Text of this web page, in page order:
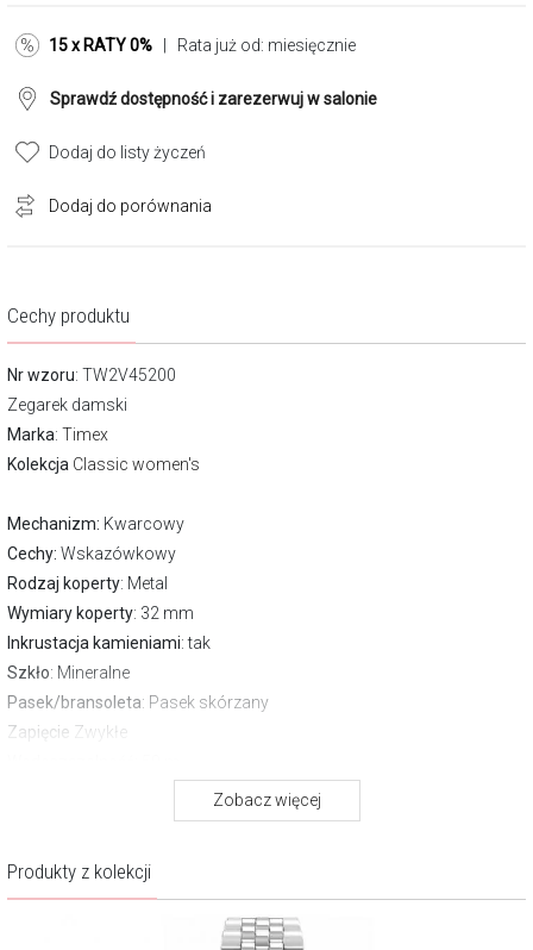
Cechy produktu
Nr wzoru: TW2V45200
Zegarek damski
Marka: Timex
Kolekcja Classic women's
Mechanizm: Kwarcowy
Cechy: Wskazówkowy
Rodzaj koperty: Metal
Wymiary koperty: 32 mm
Inkrustacja kamieniami: tak
Szkło: Mineralne
Pasek/bransoleta: Pasek skórzany
Zapięcie Zwykłe
2 lata
Zegarki Timex Classic Women’s to kwintesencja kobiecej elegancji
inspirowanej historią marki. Subtelne formy, delikatne tarcze i
biżuteryjne wykończenia łączą się tu z precyzją współczesnego
Zobacz więcej
15 x RATY 0% | Rata już od: miesięcznie
Sprawdź dostępność i zarezerwuj w salonie
Dodaj do listy życzeń
Dodaj do porównania
Produkty z kolekcji